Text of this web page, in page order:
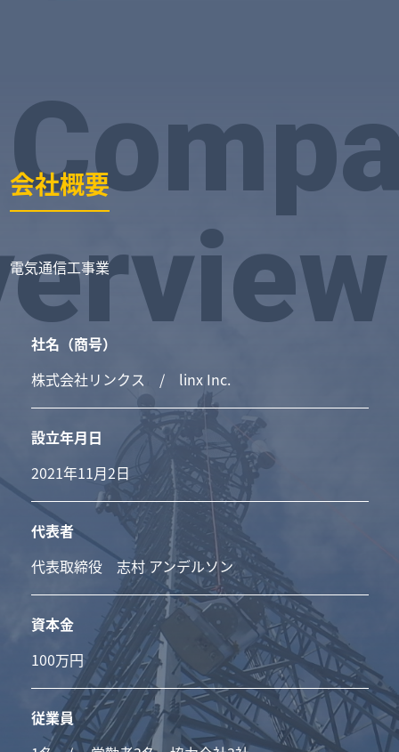
会社概要
電気通信工事業
社名（商号）
株式会社リンクス / linx Inc.
設立年月日
2021年11月2日
代表者
代表取締役 志村 アンデルソン
資本金
100万円
従業員